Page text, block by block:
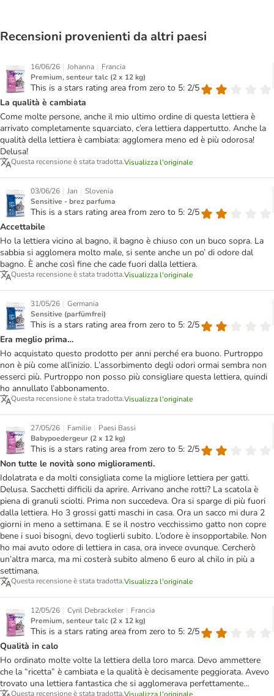
Recensioni provenienti da altri paesi
16/06/26 | Johanna | Francia
Premium, senteur talc (2 x 12 kg)
This is a stars rating area from zero to 5: 2/5
La qualità è cambiata
Come molte persone, anche il mio ultimo ordine di questa lettiera è
arrivato completamente squarciato, c’era lettiera dappertutto. Anche la
qualità della lettiera è cambiata: agglomera meno ed è più odorosa!
Delusa!
Questa recensione è stata tradotta.Visualizza l'originale
03/06/26 | Jan | Slovenia
Sensitive - brez parfuma
This is a stars rating area from zero to 5: 2/5
Accettabile
Ho la lettiera vicino al bagno, il bagno è chiuso con un buco sopra. La
sabbia si agglomera molto male, si sente anche un po’ di odore dal
bagno. È anche così fine che cade fuori dalla lettiera.
Questa recensione è stata tradotta.Visualizza l'originale
31/05/26 | Germania
Sensitive (parfümfrei)
This is a stars rating area from zero to 5: 2/5
Era meglio prima…
Ho acquistato questo prodotto per anni perché era buono. Purtroppo
non è più come all’inizio. L’assorbimento degli odori ormai sembra non
esserci più. Purtroppo non posso più consigliare questa lettiera, quindi
ho annullato l’abbonamento.
Questa recensione è stata tradotta.Visualizza l'originale
27/05/26 | Familie | Paesi Bassi
Babypoedergeur (2 x 12 kg)
This is a stars rating area from zero to 5: 2/5
Non tutte le novità sono miglioramenti.
Idolatrata e da molti consigliata come la migliore lettiera per gatti.
Delusa. Sacchetti difficili da aprire. Arrivano anche rotti? La scatola è
piena di granuli sciolti. Prima non succedeva. Ora si sparge di più fuori
dalla lettiera. Ho 3 grossi gatti maschi in casa. Ora un sacco mi dura 2
giorni in meno a settimana. E se il nostro vecchissimo gatto non copre
bene i suoi bisogni, devo toglierli subito. L’odore è insopportabile. Non
ho mai avuto odore di lettiera in casa, ora invece ovunque. Cercherò
un’altra marca, ma mi costerà subito almeno 6 euro al chilo in più a
settimana.
Questa recensione è stata tradotta.Visualizza l'originale
12/05/26 | Cyril Debrackeler | Francia
Premium, senteur talc (2 x 12 kg)
This is a stars rating area from zero to 5: 2/5
Qualità in calo
Ho ordinato molte volte la lettiera della loro marca. Devo ammettere
che la “ricetta” è cambiata e la qualità è decisamente peggiorata. Avevo
trovato una lettiera fantastica che si agglomerava perfettamente…
Questa recensione è stata tradotta.